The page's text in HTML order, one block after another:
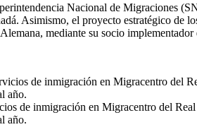
Nacional de Migraciones
Asimismo, el proyecto estratégico de
mediante su socio
de inmigración en Migracentro del
año.